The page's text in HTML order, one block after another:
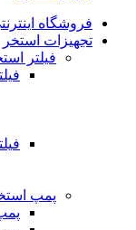
فروشگاه
تجهیزات استخر
فیلتر
پمپ